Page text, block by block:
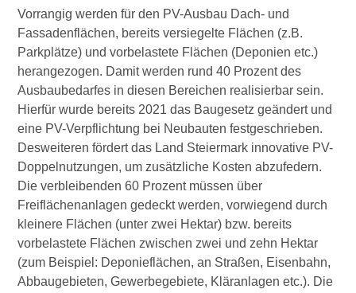
Vorrangig werden für den PV-Ausbau Dach- und
Fassadenflächen, bereits versiegelte Flächen (z.B.
Parkplätze) und vorbelastete Flächen (Deponien etc.)
herangezogen. Damit werden rund 40 Prozent des
Ausbaubedarfes in diesen Bereichen realisierbar sein.
Hierfür wurde bereits 2021 das Baugesetz geändert und
eine PV-Verpflichtung bei Neubauten festgeschrieben.
Desweiteren fördert das Land Steiermark innovative PV-
Doppelnutzungen, um zusätzliche Kosten abzufedern.
Die verbleibenden 60 Prozent müssen über
Freiflächenanlagen gedeckt werden, vorwiegend durch
kleinere Flächen (unter zwei Hektar) bzw. bereits
vorbelastete Flächen zwischen zwei und zehn Hektar
(zum Beispiel: Deponieflächen, an Straßen, Eisenbahn,
Abbaugebieten, Gewerbegebiete, Kläranlagen etc.). Die